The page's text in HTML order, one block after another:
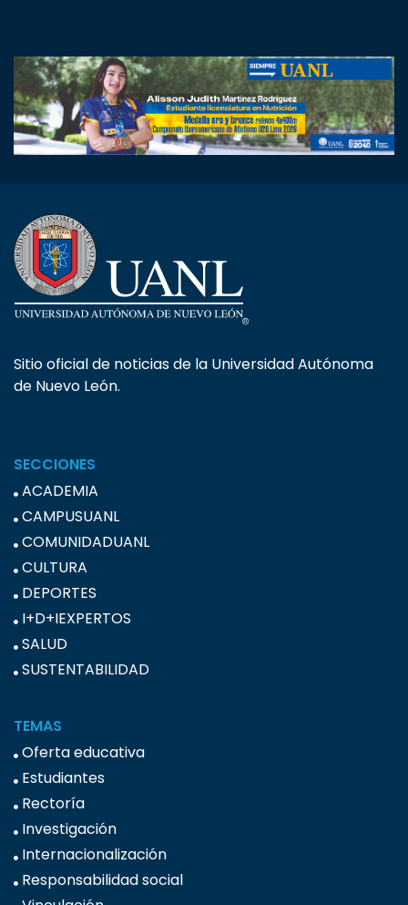
Sitio oficial de noticias de la Universidad Autónoma
de Nuevo León.
SECCIONES
ACADEMIA
CAMPUSUANL
COMUNIDADUANL
CULTURA
DEPORTES
I+D+IEXPERTOS
SALUD
SUSTENTABILIDAD
TEMAS
Oferta educativa
Estudiantes
Rectoría
Investigación
Internacionalización
Responsabilidad social